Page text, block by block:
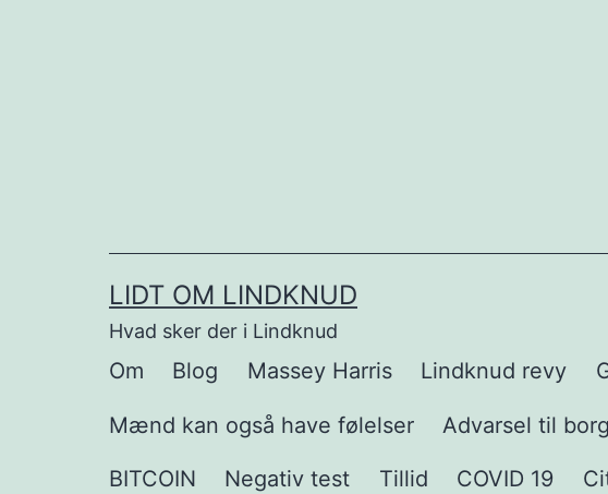
LIDT OM LINDKNUD
Hvad sker der i Lindknud
Om Blog Massey Harris Lindknud revy
Mænd kan også have følelser Advarsel til
BITCOIN Negativ test Tillid COVID 19